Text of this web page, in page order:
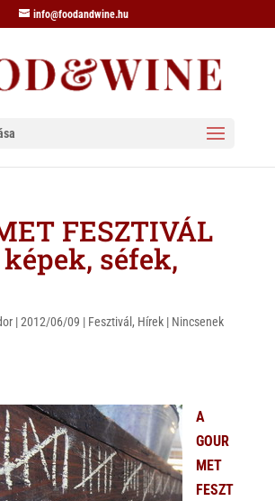
info@foodandwine.hu
FESZTIVÁL
képek, séfek,
|2012/06/09 | Fesztivál , Hírek| Nincsenek
A
GOUR
MET
FESZT